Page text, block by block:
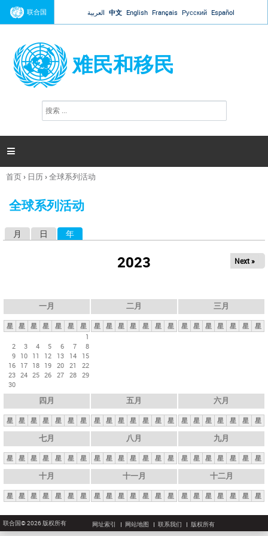
Jump to navigation
联合国 العربية 中文 English Français Русский Español
难民和移民
搜
索

你
这
首页› 日历›全球系列活动
全球系列活动
月 日 年
2023 Next »
一月
星 星 星 星 星 星
星
1
2
3 4 5 6 7
8
9 10 11 12 13 14
15
16 17 18 19 20 21
22
23 24 25 26 27 28 29
30
二月
星 星 星 星 星 星 星
三月
星 星 星 星 星 星 星
四月
星 星 星 星 星 星 星
五月
星 星 星 星 星 星 星
六月
星 星 星 星 星 星 星
七月
星 星 星 星 星 星 星
八月
星 星 星 星 星 星 星
九月
星 星 星 星 星 星 星
十月
星 星 星 星 星 星 星
十一月
星 星 星 星 星 星 星
十二月
星 星 星 星 星 星 星
联合国© 2026 版权所有 网址索引 网站地图 联系我们 版权所有